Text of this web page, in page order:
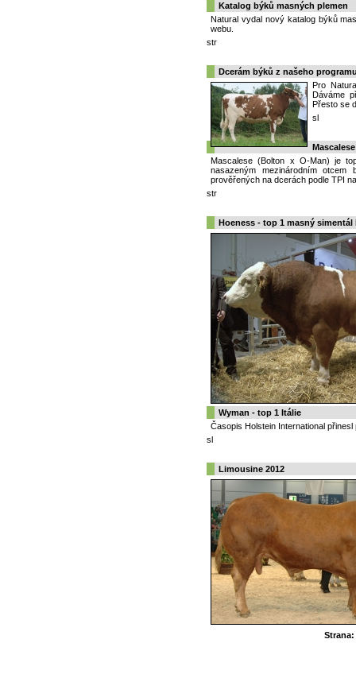
Katalog býků masných plemen
Natural vydal nový katalog býků
webu.
str
Dcerám býků z našeho
Pro
Dáváme
Přesto se
sl
Mascalese (Bolton x O-Man) je
nasazeným mezinárodním
prověřených na dcerách podle TPI
str
Hoeness - top 1 masný simentál
Wyman - top 1 Itálie
Časopis Holstein International
sl
Limousine 2012
Strana: